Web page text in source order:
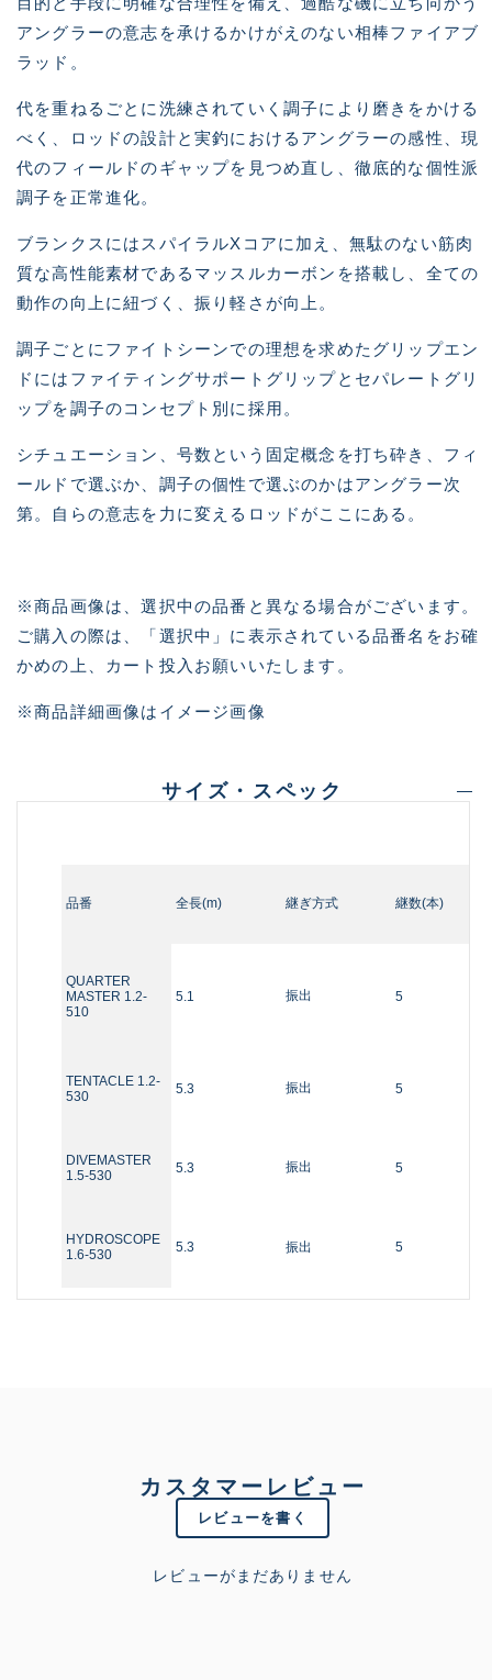
アングラーの意志を承けるかけがえのない相棒ファイアブ
ラッド。
代を重ねるごとに洗練されていく調子により磨きをかける
べく、ロッドの設計と実釣におけるアングラーの感性、現
代のフィールドのギャップを見つめ直し、徹底的な個性派
調子を正常進化。
ブランクスにはスパイラルXコアに加え、無駄のない筋肉
質な高性能素材であるマッスルカーボンを搭載し、全ての
動作の向上に紐づく、振り軽さが向上。
調子ごとにファイトシーンでの理想を求めたグリップエン
ドにはファイティングサポートグリップとセパレートグリ
ップを調子のコンセプト別に採用。
シチュエーション、号数という固定概念を打ち砕き、フィ
ールドで選ぶか、調子の個性で選ぶのかはアングラー次
第。自らの意志を力に変えるロッドがここにある。
※商品画像は、選択中の品番と異なる場合がございます。
ご購入の際は、「選択中」に表示されている品番名をお確
かめの上、カート投入お願いいたします。
※商品詳細画像はイメージ画像
サイズ・スペック
品番 全長(m) 継ぎ方式 継数(本)
QUARTER
MASTER 1.2-
510
5.1 振出 5
TENTACLE 1.2-
530
5.3 振出 5
DIVEMASTER
1.5-530
5.3 振出 5
HYDROSCOPE
1.6-530
5.3 振出 5
カスタマーレビュー
レビューを書く
レビューがまだありません